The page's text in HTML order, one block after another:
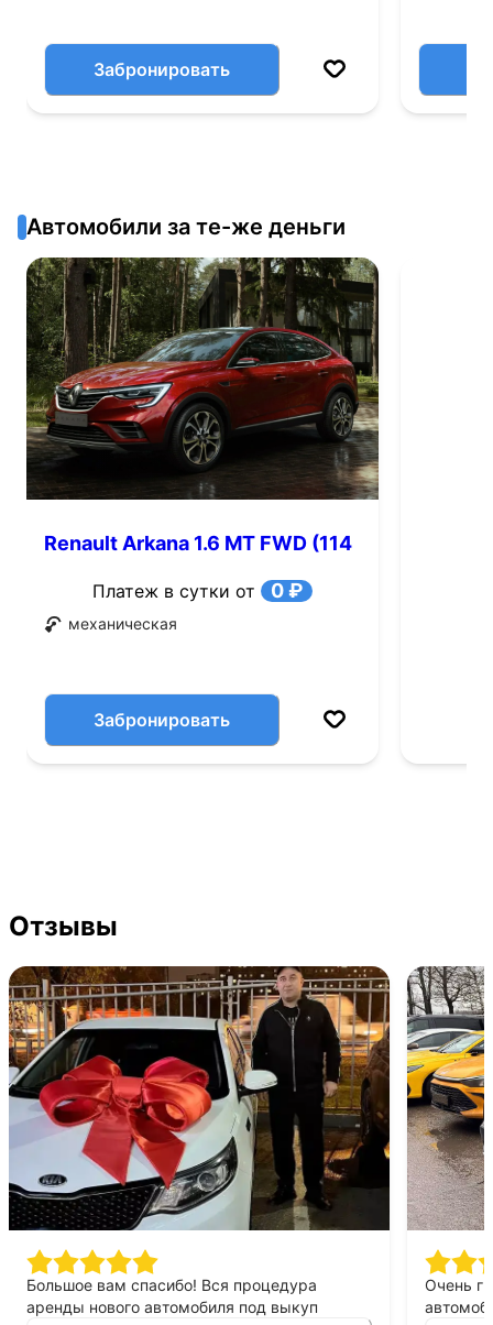
Забронировать
Автомобили за те-же деньги
Renault Arkana 1.6 MT FWD (114
Платеж в сутки от 0 ₽
механическая
Забронировать
Отзывы
Большое вам спасибо! Вся процедура
аренды нового автомобиля под выкуп
Очень